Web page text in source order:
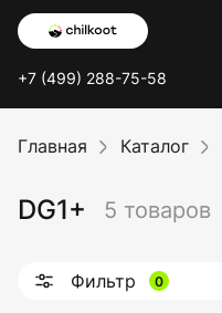
+7 (499) 288-75-58
Главная Каталог
DG1+ 5 товаров
Фильтр 0